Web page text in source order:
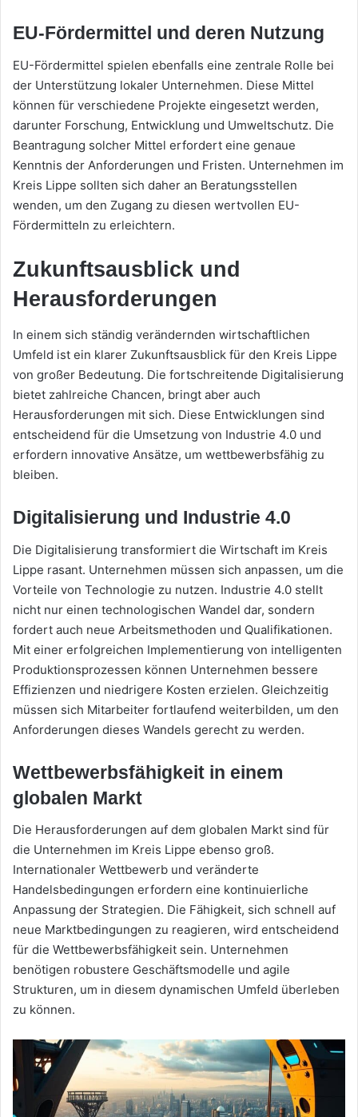
EU-Fördermittel und deren Nutzung
EU-Fördermittel spielen ebenfalls eine zentrale Rolle bei
der Unterstützung lokaler Unternehmen. Diese Mittel
können für verschiedene Projekte eingesetzt werden,
darunter Forschung, Entwicklung und Umweltschutz. Die
Beantragung solcher Mittel erfordert eine genaue
Kenntnis der Anforderungen und Fristen. Unternehmen im
Kreis Lippe sollten sich daher an Beratungsstellen
wenden, um den Zugang zu diesen wertvollen EU-
Fördermitteln zu erleichtern.
Zukunftsausblick und
Herausforderungen
In einem sich ständig verändernden wirtschaftlichen
Umfeld ist ein klarer Zukunftsausblick für den Kreis Lippe
von großer Bedeutung. Die fortschreitende Digitalisierung
bietet zahlreiche Chancen, bringt aber auch
Herausforderungen mit sich. Diese Entwicklungen sind
entscheidend für die Umsetzung von Industrie 4.0 und
erfordern innovative Ansätze, um wettbewerbsfähig zu
bleiben.
Digitalisierung und Industrie 4.0
Die Digitalisierung transformiert die Wirtschaft im Kreis
Lippe rasant. Unternehmen müssen sich anpassen, um die
Vorteile von Technologie zu nutzen. Industrie 4.0 stellt
nicht nur einen technologischen Wandel dar, sondern
fordert auch neue Arbeitsmethoden und Qualifikationen.
Mit einer erfolgreichen Implementierung von intelligenten
Produktionsprozessen können Unternehmen bessere
Effizienzen und niedrigere Kosten erzielen. Gleichzeitig
müssen sich Mitarbeiter fortlaufend weiterbilden, um den
Anforderungen dieses Wandels gerecht zu werden.
Wettbewerbsfähigkeit in einem
globalen Markt
Die Herausforderungen auf dem globalen Markt sind für
die Unternehmen im Kreis Lippe ebenso groß.
Internationaler Wettbewerb und veränderte
Handelsbedingungen erfordern eine kontinuierliche
Anpassung der Strategien. Die Fähigkeit, sich schnell auf
neue Marktbedingungen zu reagieren, wird entscheidend
für die Wettbewerbsfähigkeit sein. Unternehmen
benötigen robustere Geschäftsmodelle und agile
Strukturen, um in diesem dynamischen Umfeld überleben
zu können.